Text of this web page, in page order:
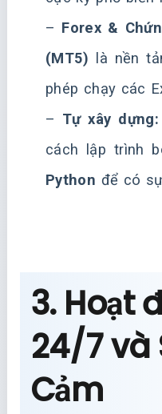
– Forex &
(MT5) là nền
phép chạy các
– Tự xây dựng:
cách lập trình
Python để có
3. Hoạt
24/7 và
Cảm